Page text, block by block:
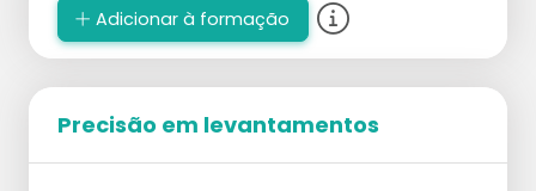
Adicionar à formação
Precisão em levantamentos